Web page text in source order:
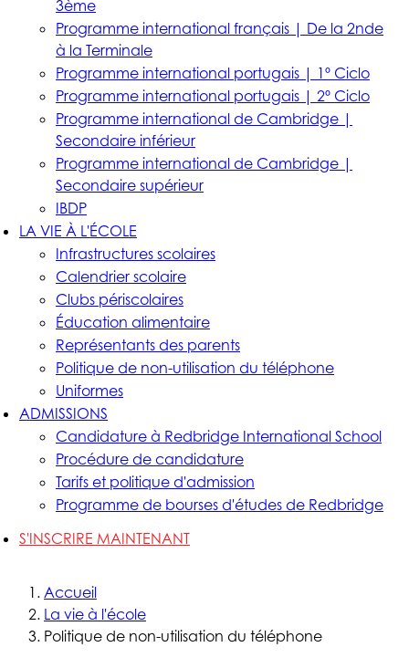
3ème
Programme international français | De la 2nde
à la Terminale
Programme international portugais | 1º Ciclo
Programme international portugais | 2º Ciclo
Programme international de Cambridge |
Secondaire inférieur
Programme international de Cambridge |
Secondaire supérieur
IBDP
LA VIE À L'ÉCOLE
Infrastructures scolaires
Calendrier scolaire
Clubs périscolaires
Éducation alimentaire
Représentants des parents
Politique de non-utilisation du téléphone
Uniformes
ADMISSIONS
Candidature à Redbridge International School
Procédure de candidature
Tarifs et politique d'admission
Programme de bourses d'études de Redbridge
S'INSCRIRE MAINTENANT
Accueil
La vie à l'école
Politique de non-utilisation du téléphone